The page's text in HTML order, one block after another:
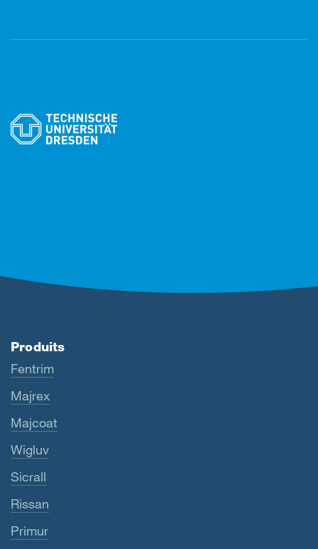
Produits
Fentrim
Majrex
Majcoat
Wigluv
Sicrall
Rissan
Primur